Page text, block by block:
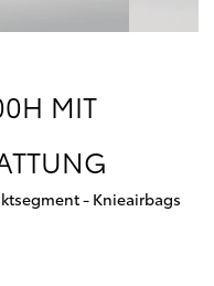
MIT
- Knieairbags